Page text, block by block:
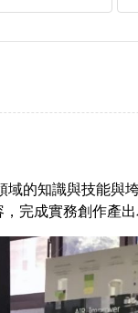
的知識與技能與
完成實務創作產出